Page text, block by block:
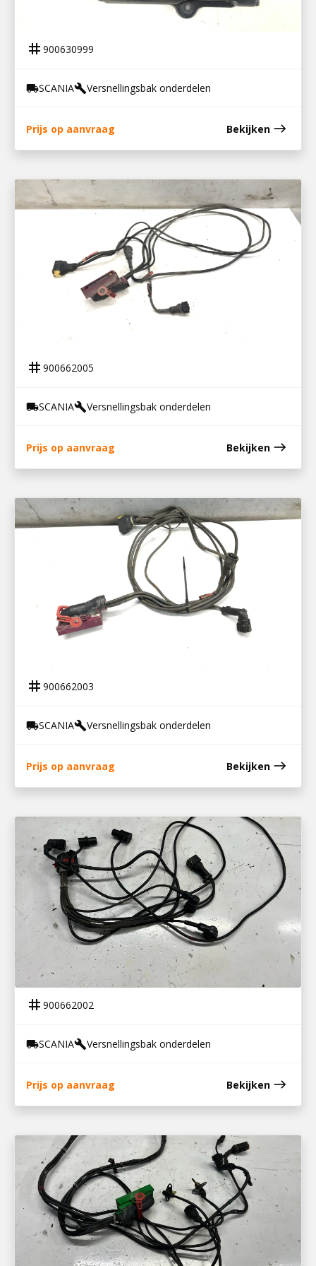
tag 900630999
local_shippingSCANIAbuildVersnellingsbak onderdelen
Prijs op aanvraag Bekijken east
KABELBOOM VERSNELLINGSBAK
tag 900662005
local_shippingSCANIAbuildVersnellingsbak onderdelen
Prijs op aanvraag Bekijken east
900662003
tag 900662003
local_shippingSCANIAbuildVersnellingsbak onderdelen
Prijs op aanvraag Bekijken east
900662002
KABELBOOM OPC R SERIE
tag 900662002
local_shippingSCANIAbuildVersnellingsbak onderdelen
Prijs op aanvraag Bekijken east